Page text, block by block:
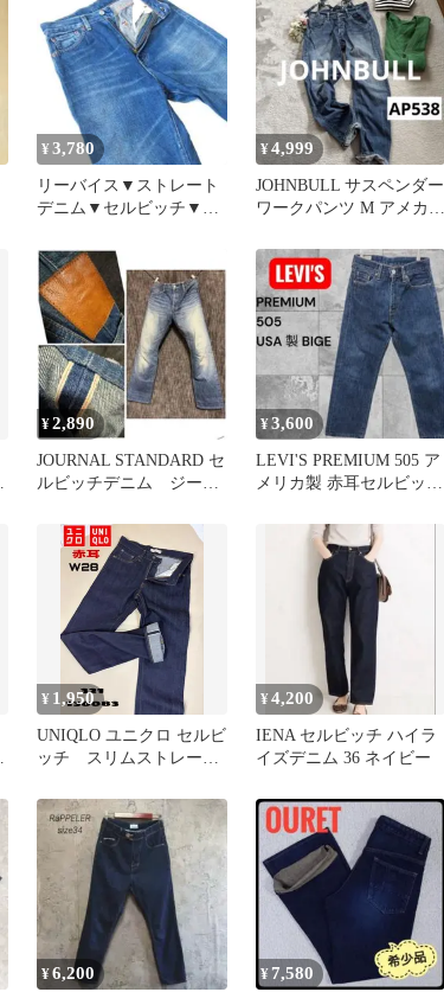
¥ 3,780
リーバイス▼ストレート
デニム▼セルビッチ▼27
¥4,999
JOHNBULL サスペンダー
ワークパンツ M アメカジ
¥2,890
JOURNAL STANDARD セ
ルビッチデニム ジーン
¥3,600
LEVI'S PREMIUM 505 ア
メリカ製 赤耳セルビッチ
¥ 1,950
UNIQLO ユニクロ セルビ
ッチ スリムストレート
¥4,200
IENA セルビッチ ハイラ
イズデニム 36 ネイビー
¥6,200 ¥ 7,580